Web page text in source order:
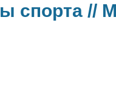
спорта //